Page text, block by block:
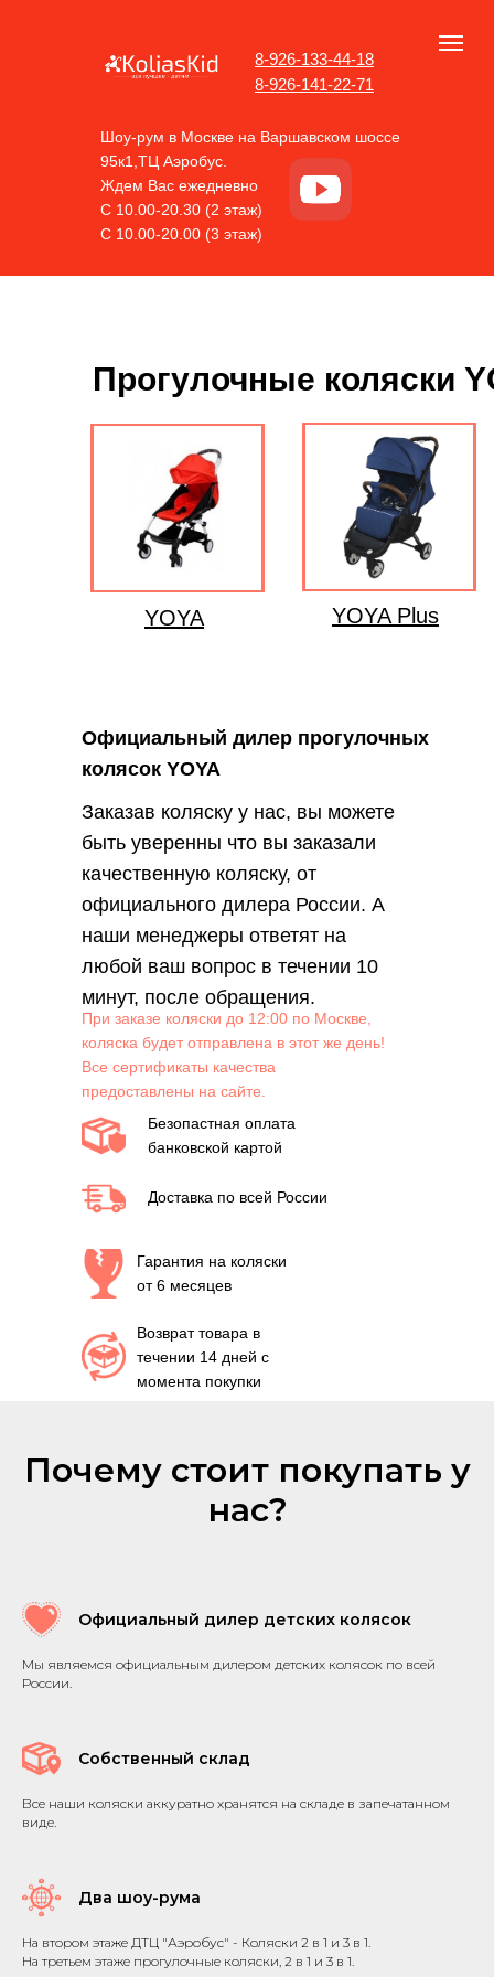
Шоу-рум в Москве на Варшавском шоссе
95к1,ТЦ Аэробус.
Ждем Вас ежедневно
С 10.00-20.30 (2 этаж)
С 10.00-20.00 (3 этаж)
8-926-141-22-71
8-926-133-44-18
YOYA YOYA Plus
Прогулочные коляски
Официальный дилер прогулочных
колясок YOYA
Заказав коляску у нас, вы можете
быть уверенны что вы заказали
качественную коляску, от
официального дилера России. А
наши менеджеры ответят на
любой ваш вопрос в течении 10
минут, после обращения.
При заказе коляски до 12:00 по Москве,
коляска будет отправлена в этот же день!
Все сертификаты качества
предоставлены на сайте.
Возврат товара в
течении 14 дней с
момента покупки
Гарантия на коляски
от 6 месяцев
Безопастная оплата
банковской картой
Доставка по всей России
Почему стоит покупать у
нас?
Официальный дилер детских колясок
Мы являемся официальным дилером детских колясок по всей
России.
Собственный склад
Все наши коляски аккуратно хранятся на складе в запечатанном
виде.
Два шоу-рума
На втором этаже ДТЦ "Аэробус" - Коляски 2 в 1 и 3 в 1.
На третьем этаже прогулочные коляски, 2 в 1 и 3 в 1.